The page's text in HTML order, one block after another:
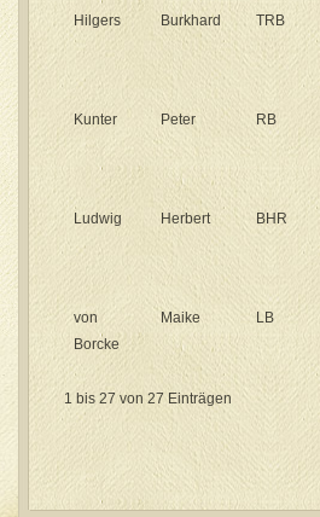
Hilgers Burkhard TRB
Kunter Peter RB
Ludwig Herbert BHR
von
Borcke
Maike LB
1 bis 27 von 27 Einträgen